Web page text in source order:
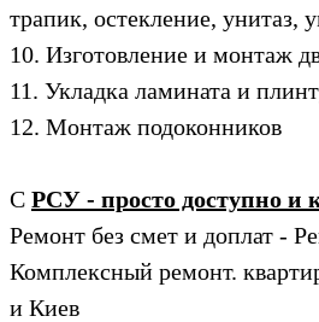
трапик, остекление, унитаз,
10. Изготовление и монтаж
11. Укладка ламината и
12. Монтаж подоконников
С РСУ - просто доступно и
Ремонт без смет и доплат -
Комплексный ремонт.
и Киев